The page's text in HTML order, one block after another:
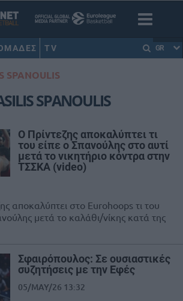
TV GR
SPANOULIS
SPANOULIS
Ο Πρίντεζης αποκαλύπτει τι
του είπε ο Σπανούλης στο αυτί
μετά το νικητήριο κόντρα στην
ΤΣΣΚΑ (video)
αποκαλύπτει στο Eurohoops τι του
μετά το καλάθι/νίκης κατά της
Σφαιρόπουλος: Σε ουσιαστικές
συζητήσεις με την Εφές
05/MAY/26 13:32